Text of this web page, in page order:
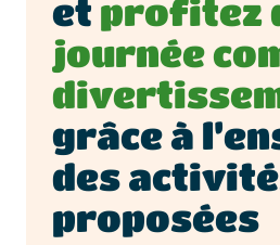
et profitez
journée
grâce à
des
proposées